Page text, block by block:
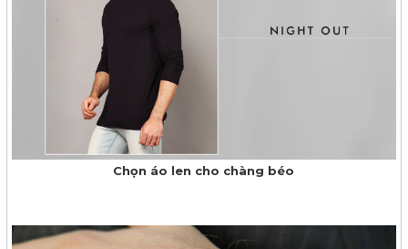
Chọn áo len cho chàng béo